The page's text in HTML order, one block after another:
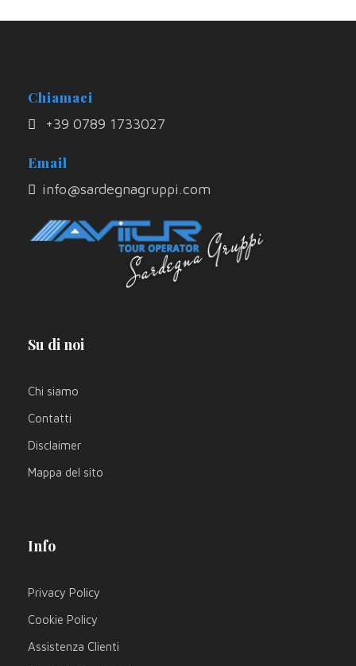
Chiamaci
+39 0789 1733027
Email
info@sardegnagruppi.com
Su di noi
Chi siamo
Contatti
Disclaimer
Mappa del sito
Info
Privacy Policy
Cookie Policy
Assistenza Clienti